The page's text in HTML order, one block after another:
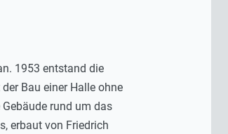
1953 entstand die
Bau einer Halle ohne
rund um das
erbaut von Friedrich